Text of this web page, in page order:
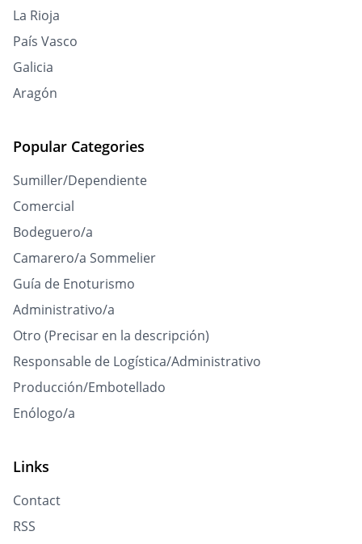
La Rioja
País Vasco
Galicia
Aragón
Popular Categories
Sumiller/Dependiente
Comercial
Bodeguero/a
Camarero/a Sommelier
Guía de Enoturismo
Administrativo/a
Otro (Precisar en la descripción)
Responsable de Logística/Administrativo
Producción/Embotellado
Enólogo/a
Links
Contact
RSS